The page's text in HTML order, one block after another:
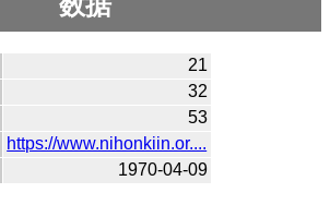
21
32
53
https://www.nihonkiin.or....
1970-04-09